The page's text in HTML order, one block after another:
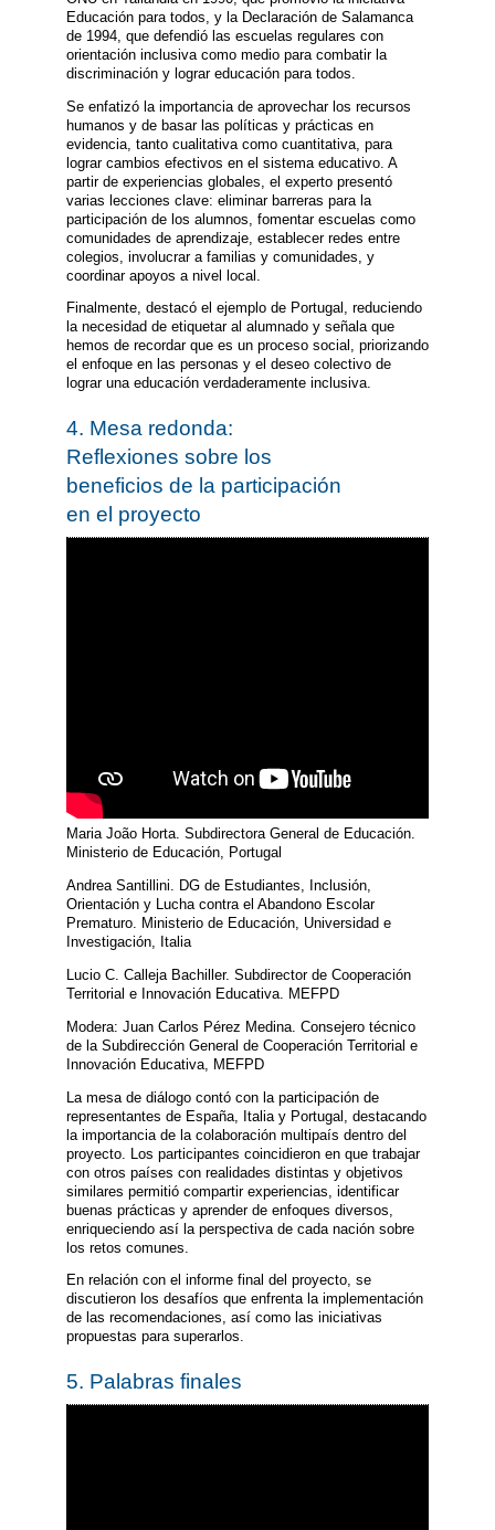
Educación para todos, y la Declaración de Salamanca
de 1994, que defendió las escuelas regulares con
orientación inclusiva como medio para combatir la
discriminación y lograr educación para todos.
Se enfatizó la importancia de aprovechar los recursos
humanos y de basar las políticas y prácticas en
evidencia, tanto cualitativa como cuantitativa, para
lograr cambios efectivos en el sistema educativo. A
partir de experiencias globales, el experto presentó
varias lecciones clave: eliminar barreras para la
participación de los alumnos, fomentar escuelas como
comunidades de aprendizaje, establecer redes entre
colegios, involucrar a familias y comunidades, y
coordinar apoyos a nivel local.
Finalmente, destacó el ejemplo de Portugal, reduciendo
la necesidad de etiquetar al alumnado y señala que
hemos de recordar que es un proceso social, priorizando
el enfoque en las personas y el deseo colectivo de
lograr una educación verdaderamente inclusiva.
4. Mesa redonda:
Reflexiones sobre los
beneficios de la participación
en el proyecto
Maria João Horta. Subdirectora General de Educación.
Ministerio de Educación, Portugal
Andrea Santillini. DG de Estudiantes, Inclusión,
Orientación y Lucha contra el Abandono Escolar
Prematuro. Ministerio de Educación, Universidad e
Investigación, Italia
Lucio C. Calleja Bachiller. Subdirector de Cooperación
Territorial e Innovación Educativa. MEFPD
Modera: Juan Carlos Pérez Medina. Consejero técnico
de la Subdirección General de Cooperación Territorial e
Innovación Educativa, MEFPD
La mesa de diálogo contó con la participación de
representantes de España, Italia y Portugal, destacando
la importancia de la colaboración multipaís dentro del
proyecto. Los participantes coincidieron en que trabajar
con otros países con realidades distintas y objetivos
similares permitió compartir experiencias, identificar
buenas prácticas y aprender de enfoques diversos,
enriqueciendo así la perspectiva de cada nación sobre
los retos comunes.
En relación con el informe final del proyecto, se
discutieron los desafíos que enfrenta la implementación
de las recomendaciones, así como las iniciativas
propuestas para superarlos.
5. Palabras finales